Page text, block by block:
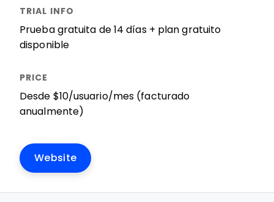
Prueba gratuita de 14 días + plan gratuito
disponible
Desde $10/usuario/mes (facturado
anualmente)
Website